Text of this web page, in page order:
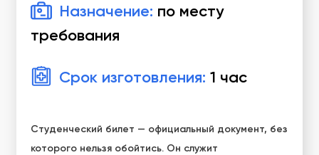
Назначение: по месту
требования
Срок изготовления: 1 час
Студенческий билет — официальный документ, без
которого нельзя обойтись. Он служит